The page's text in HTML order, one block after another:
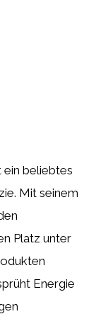
ein beliebtes
Mit seinem
Platz unter
Energie